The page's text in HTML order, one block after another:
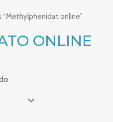
online”
ONLINE